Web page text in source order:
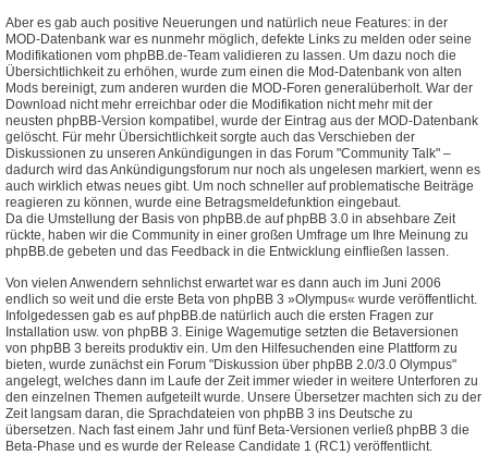
Aber es gab auch positive Neuerungen und natürlich neue Features: in der
MOD-Datenbank war es nunmehr möglich, defekte Links zu melden oder seine
Modifikationen vom phpBB.de-Team validieren zu lassen. Um dazu noch die
Übersichtlichkeit zu erhöhen, wurde zum einen die Mod-Datenbank von alten
Mods bereinigt, zum anderen wurden die MOD-Foren generalüberholt. War der
Download nicht mehr erreichbar oder die Modifikation nicht mehr mit der
neusten phpBB-Version kompatibel, wurde der Eintrag aus der MOD-Datenbank
gelöscht. Für mehr Übersichtlichkeit sorgte auch das Verschieben der
Diskussionen zu unseren Ankündigungen in das Forum "Community Talk" –
dadurch wird das Ankündigungsforum nur noch als ungelesen markiert, wenn es
auch wirklich etwas neues gibt. Um noch schneller auf problematische Beiträge
reagieren zu können, wurde eine Betragsmeldefunktion eingebaut.
Da die Umstellung der Basis von phpBB.de auf phpBB 3.0 in absehbare Zeit
rückte, haben wir die Community in einer großen Umfrage um Ihre Meinung zu
phpBB.de gebeten und das Feedback in die Entwicklung einfließen lassen.
Von vielen Anwendern sehnlichst erwartet war es dann auch im Juni 2006
endlich so weit und die erste Beta von phpBB 3 »Olympus« wurde veröffentlicht.
Infolgedessen gab es auf phpBB.de natürlich auch die ersten Fragen zur
Installation usw. von phpBB 3. Einige Wagemutige setzten die Betaversionen
von phpBB 3 bereits produktiv ein. Um den Hilfesuchenden eine Plattform zu
bieten, wurde zunächst ein Forum "Diskussion über phpBB 2.0/3.0 Olympus"
angelegt, welches dann im Laufe der Zeit immer wieder in weitere Unterforen zu
den einzelnen Themen aufgeteilt wurde. Unsere Übersetzer machten sich zu der
Zeit langsam daran, die Sprachdateien von phpBB 3 ins Deutsche zu
übersetzen. Nach fast einem Jahr und fünf Beta-Versionen verließ phpBB 3 die
Beta-Phase und es wurde der Release Candidate 1 (RC1) veröffentlicht.